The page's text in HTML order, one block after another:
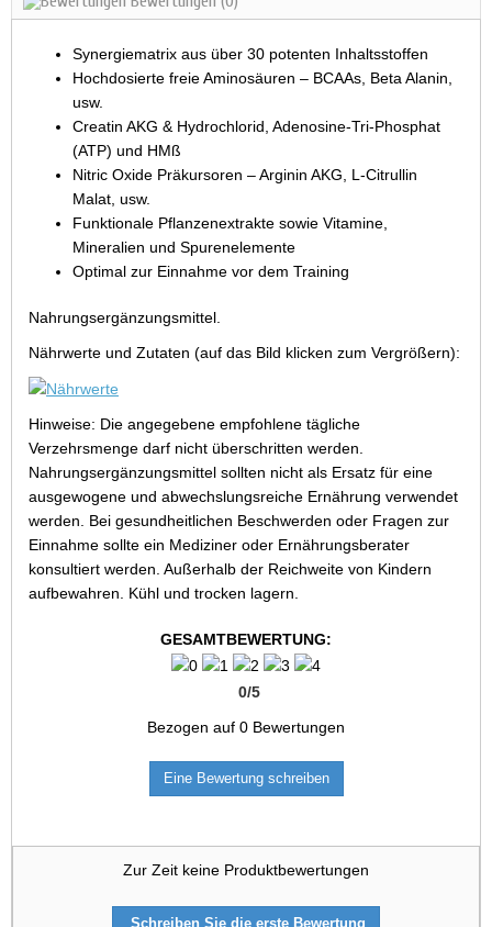
Synergiematrix aus über 30 potenten Inhaltsstoffen
Hochdosierte freie Aminosäuren – BCAAs, Beta Alanin,
usw.
Creatin AKG & Hydrochlorid, Adenosine-Tri-Phosphat
(ATP) und HMß
Nitric Oxide Präkursoren – Arginin AKG, L-Citrullin
Malat, usw.
Funktionale Pflanzenextrakte sowie Vitamine,
Mineralien und Spurenelemente
Optimal zur Einnahme vor dem Training
Nahrungsergänzungsmittel.
Nährwerte und Zutaten (auf das Bild klicken zum Vergrößern):
Hinweise: Die angegebene empfohlene tägliche
Verzehrsmenge darf nicht überschritten werden.
Nahrungsergänzungsmittel sollten nicht als Ersatz für eine
ausgewogene und abwechslungsreiche Ernährung verwendet
werden. Bei gesundheitlichen Beschwerden oder Fragen zur
Einnahme sollte ein Mediziner oder Ernährungsberater
konsultiert werden. Außerhalb der Reichweite von Kindern
aufbewahren. Kühl und trocken lagern.
GESAMTBEWERTUNG:
0/5
Bezogen auf 0 Bewertungen
Eine Bewertung schreiben
Zur Zeit keine Produktbewertungen
Schreiben Sie die erste Bewertung